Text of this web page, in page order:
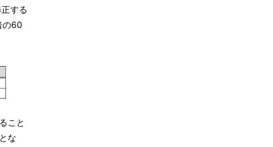
する
の60
こと
な